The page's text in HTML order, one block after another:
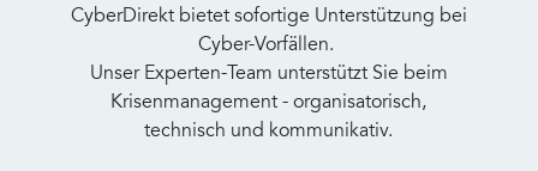
CyberDirekt bietet sofortige Unterstützung bei
Cyber-Vorfällen.
Unser Experten-Team unterstützt Sie beim
Krisenmanagement - organisatorisch,
technisch und kommunikativ.